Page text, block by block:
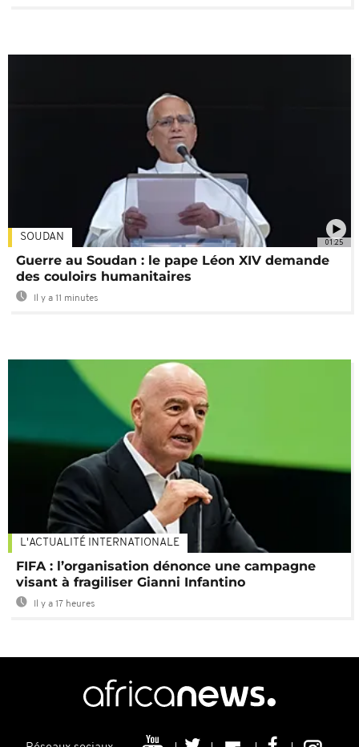
01:25
SOUDAN
Guerre au Soudan : le pape Léon XIV demande
des couloirs humanitaires
Il y a 11 minutes
L'ACTUALITÉ INTERNATIONALE
FIFA : l’organisation dénonce une campagne
visant à fragiliser Gianni Infantino
Il y a 17 heures